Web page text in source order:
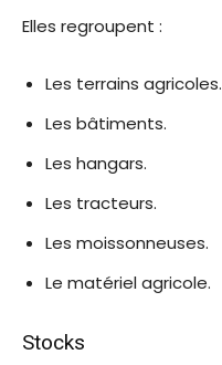
Elles regroupent :
Les terrains agricoles.
Les bâtiments.
Les hangars.
Les tracteurs.
Les moissonneuses.
Le matériel agricole.
Stocks